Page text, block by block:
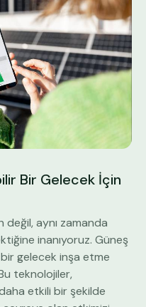
Bir Gelecek İçin
aynı zamanda
inanıyoruz. Güneş
gelecek inşa etme
teknolojiler,
etkili bir şekilde